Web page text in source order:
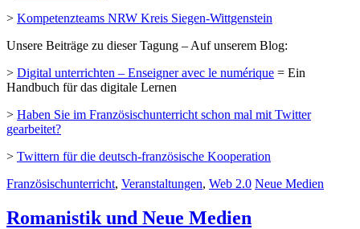
> Kompetenzteams NRW Kreis Siegen-Wittgenstein
Unsere Beiträge zu dieser Tagung – Auf unserem Blog:
> Digital unterrichten – Enseigner avec le numérique = Ein
Handbuch für das digitale Lernen
> Haben Sie im Französischunterricht schon mal mit Twitter
gearbeitet?
> Twittern für die deutsch-französische Kooperation
Französischunterricht, Veranstaltungen, Web 2.0 Neue Medien
Romanistik und Neue Medien